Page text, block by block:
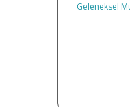
Geleneksel